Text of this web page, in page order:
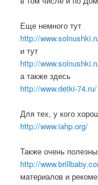
Еще немного тут
http://
и тут
http://
а также здесь
http://www.detki-74.ru/
Для тех, у кого
http://www.iahp.org/
Также очень
http://
материалов и